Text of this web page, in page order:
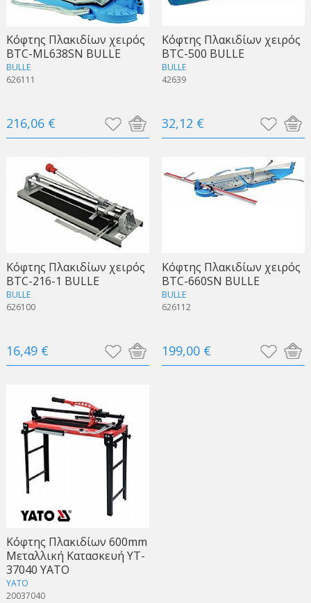
Κόφτης Πλακιδίων χειρός
BTC-ML638SN BULLE
BULLE
626111
216,06 €
Κόφτης Πλακιδίων χειρός
BTC-500 BULLE
BULLE
42639
32,12 €
Κόφτης Πλακιδίων χειρός
BTC-216-1 BULLE
BULLE
626100
16,49 €
Κόφτης Πλακιδίων χειρός
BTC-660SN BULLE
BULLE
626112
199,00 €
Kόφτης Πλακιδίων 600mm
Μεταλλική Κατασκευή YT-
37040 YATO
YATO
20037040